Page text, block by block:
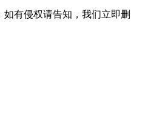
有侵权请告知，我们立即删